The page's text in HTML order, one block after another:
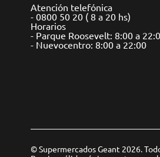
Atención telefónica
- 0800 50 20 ( 8 a 20 hs)
Horarios
- Parque Roosevelt: 8:00 a
- Nuevocentro: 8:00 a 22:00
© Supermercados Geant 2026.